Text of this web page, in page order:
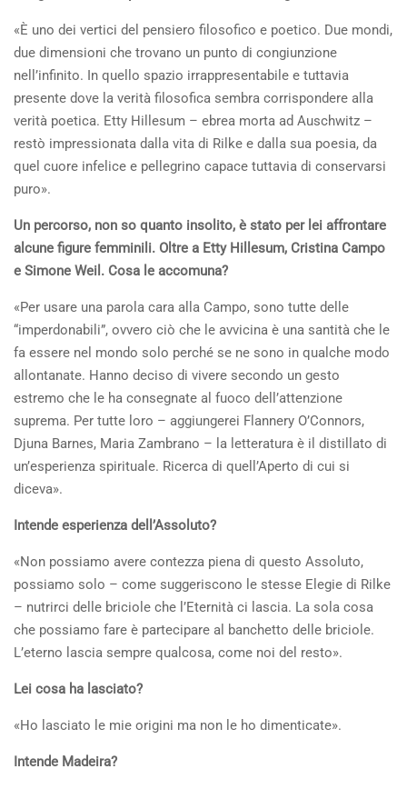
«È uno dei vertici del pensiero filosofico e poetico. Due mondi,
due dimensioni che trovano un punto di congiunzione
nell’infinito. In quello spazio irrappresentabile e tuttavia
presente dove la verità filosofica sembra corrispondere alla
verità poetica. Etty Hillesum – ebrea morta ad Auschwitz –
restò impressionata dalla vita di Rilke e dalla sua poesia, da
quel cuore infelice e pellegrino capace tuttavia di conservarsi
puro».
Un percorso, non so quanto insolito, è stato per lei affrontare
alcune figure femminili. Oltre a Etty Hillesum, Cristina Campo
e Simone Weil. Cosa le accomuna?
«Per usare una parola cara alla Campo, sono tutte delle
“imperdonabili”, ovvero ciò che le avvicina è una santità che le
fa essere nel mondo solo perché se ne sono in qualche modo
allontanate. Hanno deciso di vivere secondo un gesto
estremo che le ha consegnate al fuoco dell’attenzione
suprema. Per tutte loro – aggiungerei Flannery O’Connors,
Djuna Barnes, Maria Zambrano – la letteratura è il distillato di
un’esperienza spirituale. Ricerca di quell’Aperto di cui si
diceva».
Intende esperienza dell’Assoluto?
«Non possiamo avere contezza piena di questo Assoluto,
possiamo solo – come suggeriscono le stesse Elegie di Rilke
– nutrirci delle briciole che l’Eternità ci lascia. La sola cosa
che possiamo fare è partecipare al banchetto delle briciole.
L’eterno lascia sempre qualcosa, come noi del resto».
Lei cosa ha lasciato?
«Ho lasciato le mie origini ma non le ho dimenticate».
Intende Madeira?